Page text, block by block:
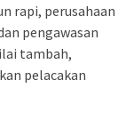
rapi, perusahaan
pengawasan
tambah,
pelacakan